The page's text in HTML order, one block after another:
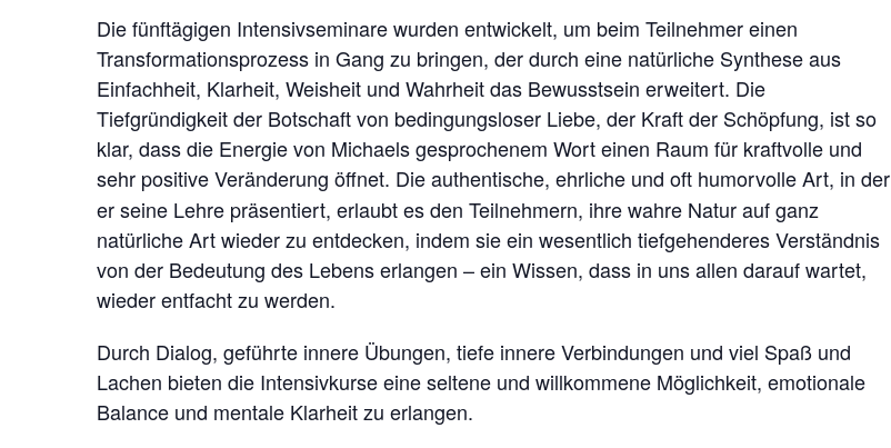
Die fünftägigen Intensivseminare wurden entwickelt, um beim Teilnehmer einen
Transformationsprozess in Gang zu bringen, der durch eine natürliche Synthese aus
Einfachheit, Klarheit, Weisheit und Wahrheit das Bewusstsein erweitert. Die
Tiefgründigkeit der Botschaft von bedingungsloser Liebe, der Kraft der Schöpfung, ist so
klar, dass die Energie von Michaels gesprochenem Wort einen Raum für kraftvolle und
sehr positive Veränderung öffnet. Die authentische, ehrliche und oft humorvolle Art, in der
er seine Lehre präsentiert, erlaubt es den Teilnehmern, ihre wahre Natur auf ganz
natürliche Art wieder zu entdecken, indem sie ein wesentlich tiefgehenderes Verständnis
von der Bedeutung des Lebens erlangen – ein Wissen, dass in uns allen darauf wartet,
wieder entfacht zu werden.
Durch Dialog, geführte innere Übungen, tiefe innere Verbindungen und viel Spaß und
Lachen bieten die Intensivkurse eine seltene und willkommene Möglichkeit, emotionale
Balance und mentale Klarheit zu erlangen.